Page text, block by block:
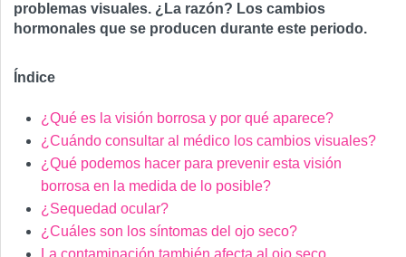
problemas visuales. ¿La razón? Los cambios
hormonales que se producen durante este periodo.
Índice
¿Qué es la visión borrosa y por qué aparece?
¿Cuándo consultar al médico los cambios visuales?
¿Qué podemos hacer para prevenir esta visión
borrosa en la medida de lo posible?
¿Sequedad ocular?
¿Cuáles son los síntomas del ojo seco?